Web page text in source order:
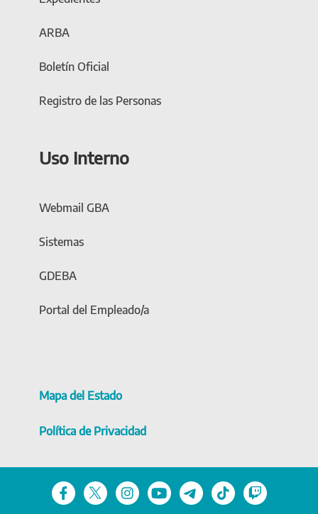
ARBA
Boletín Oficial
Registro de las Personas
Uso Interno
Webmail GBA
Sistemas
GDEBA
Portal del Empleado/a
Mapa del Estado
Política de Privacidad